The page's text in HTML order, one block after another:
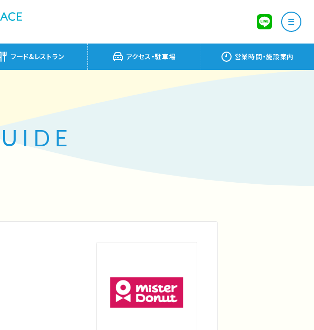
フード&レストラン アクセス・駐車場 営業時間・施設案内